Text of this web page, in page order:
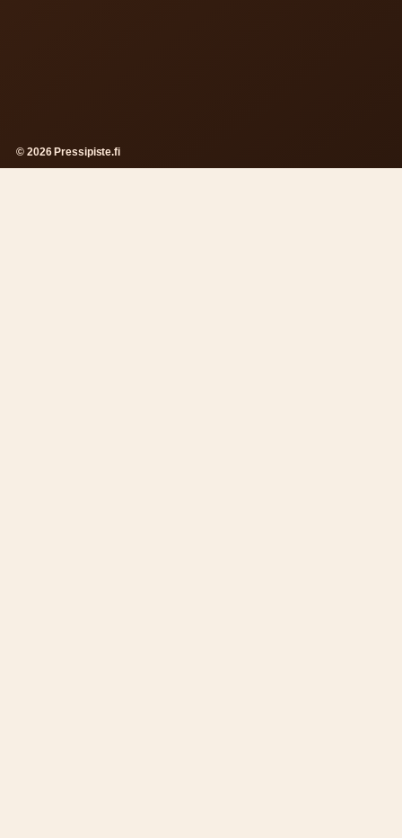
© 2026 Pressipiste.fi